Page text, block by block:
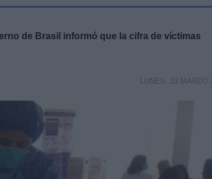
de Brasil informó que la cifra de víctimas
LUNES, 23 MARZO